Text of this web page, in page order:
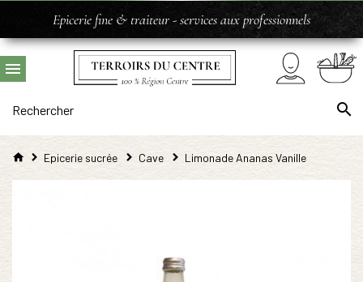
Epicerie fine & traiteur - services aux professionnels
Epicerie sucrée Cave Limonade Ananas Vanille